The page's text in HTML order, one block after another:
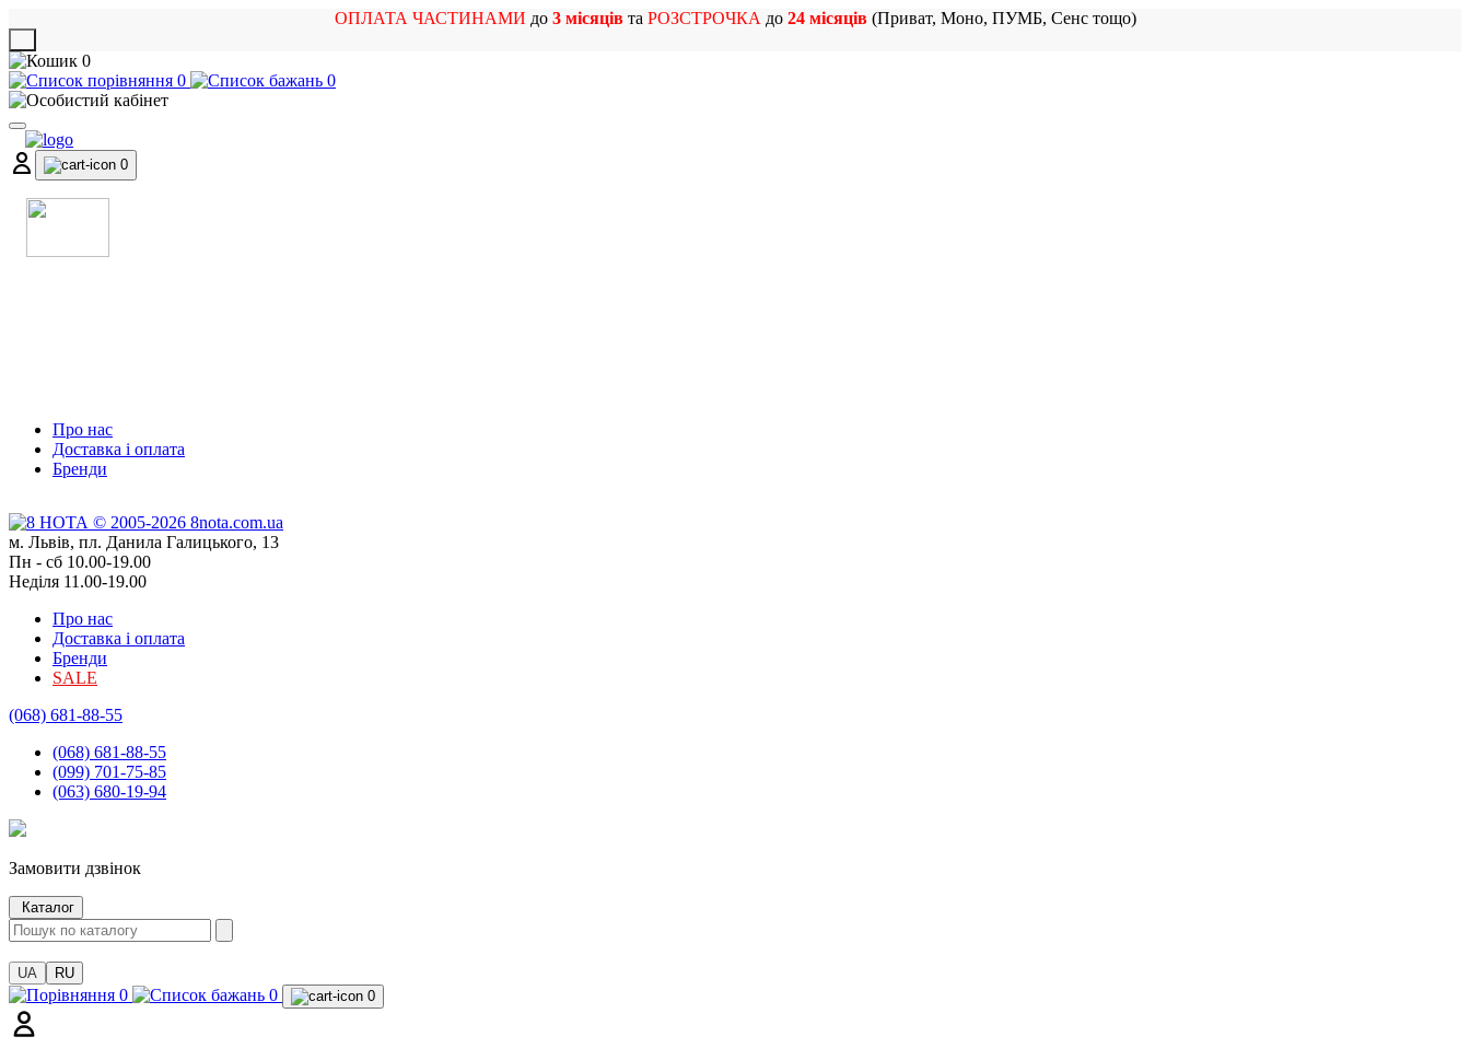
ОПЛАТА ЧАСТИНАМИ до 3 місяцівта РОЗСТРОЧКА до 24 місяців(Приват, Моно, ПУМБ, Сенс тощо)
0
0
0
0
Про нас
Доставка і оплата
Бренди
м. Львів, пл. Данила Галицького, 13
Пн - сб 10.00-19.00
Неділя 11.00-19.00
Про нас
Доставка і оплата
Бренди
SALE
(068) 681-88-55
(068) 681-88-55
(099) 701-75-85
(063) 680-19-94
Замовити дзвінок
Каталог
UA RU
0 0 0